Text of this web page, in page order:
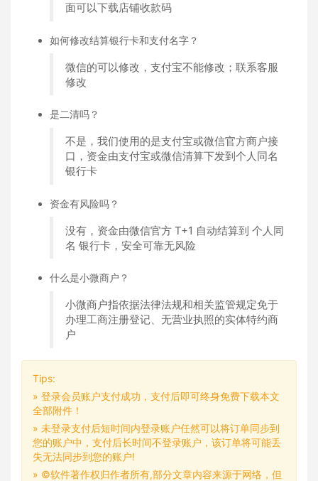
面可以下载店铺收款码
如何修改结算银行卡和支付名字？
微信的可以修改，支付宝不能修改；联系客服
修改
是二清吗？
不是，我们使用的是支付宝或微信官方商户接
口，资金由支付宝或微信清算下发到个人同名
银行卡
资金有风险吗？
没有，资金由微信官方 T+1 自动结算到 个人同
名 银行卡，安全可靠无风险
什么是小微商户？
小微商户指依据法律法规和相关监管规定免于
办理工商注册登记、无营业执照的实体特约商
户
Tips:
» 登录会员账户支付成功，支付后即可终身免费下载本文
全部附件！
» 未登录支付后短时间内登录账户任然可以将订单同步到
您的账户中，支付后长时间不登录账户，该订单将可能丢
失无法同步到您的账户!
» ©软件著作权归作者所有,部分文章内容来源于网络，但